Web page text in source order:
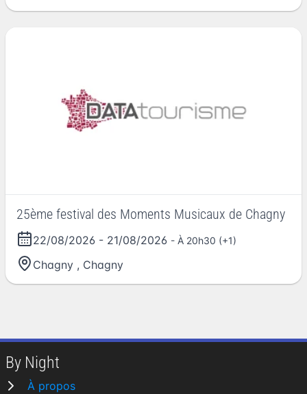
25ème festival des Moments Musicaux de Chagny
22/08/2026 - 21/08/2026 - À 20h30 (+1)
Chagny , Chagny
By Night
À propos